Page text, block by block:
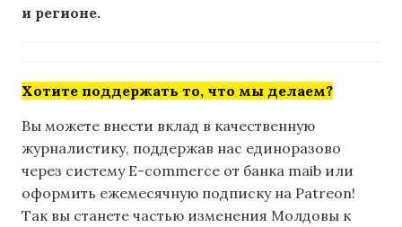
и регионе.
Хотите поддержать то, что мы делаем?
Вы можете внести вклад в качественную
журналистику, поддержав нас единоразово
через систему E-commerce от банка maib или
оформить ежемесячную подписку на Patreon!
Так вы станете частью изменения Молдовы к